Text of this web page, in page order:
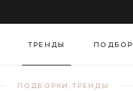
ТРЕНДЫ
Неделя моды
Образы звезд
Светская хроника
ПОДБОРКИ , ТРЕНДЫ